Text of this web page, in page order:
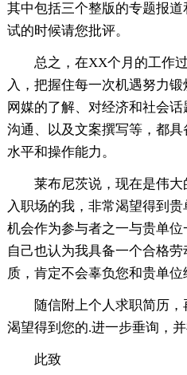
其中包括三个整版的专题报
试的时候请您批评。
总之，在XX个月的工作
入，把握住每一次机遇努力
网媒的了解、对经济和社会
沟通、以及文案撰写等，都
水平和操作能力。
莱布尼茨说，现在是伟
入职场的我，非常渴望得到
机会作为参与者之一与贵单
自己也认为我具备一个合格
质，肯定不会辜负您和贵单位
随信附上个人求职简历
渴望得到您的.进一步垂询，并
此致